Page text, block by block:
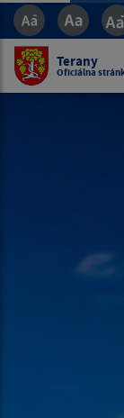
Terany
Oficiálna